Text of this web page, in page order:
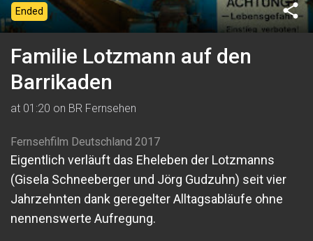
share
Ended
Familie Lotzmann auf den
Barrikaden
at 01:20 on BR Fernsehen
Fernsehfilm Deutschland 2017
Eigentlich verläuft das Eheleben der Lotzmanns
(Gisela Schneeberger und Jörg Gudzuhn) seit vier
Jahrzehnten dank geregelter Alltagsabläufe ohne
nennenswerte Aufregung.